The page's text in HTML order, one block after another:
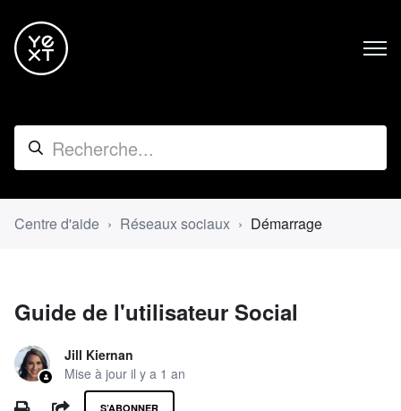
Centre d'aide Réseaux sociaux Démarrage
Guide de l'utilisateur Social
Jill Kiernan
Mise à jour il y a 1 an
S’ABONNER